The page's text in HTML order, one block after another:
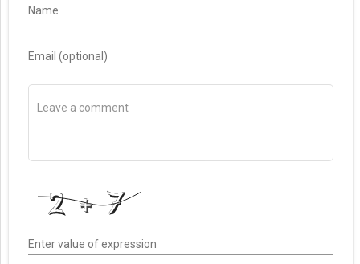
Name
Email (optional)
Enter value of expression